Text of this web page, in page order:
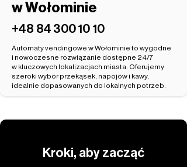
w Wołominie
‭+48 84 300 10 10‬
Automaty vendingowe w Wołominie to wygodne
i nowoczesne rozwiązanie dostępne 24/7
w kluczowych lokalizacjach miasta. Oferujemy
szeroki wybór przekąsek, napojów i kawy,
idealnie dopasowanych do lokalnych potrzeb.
Kroki, aby zacząć